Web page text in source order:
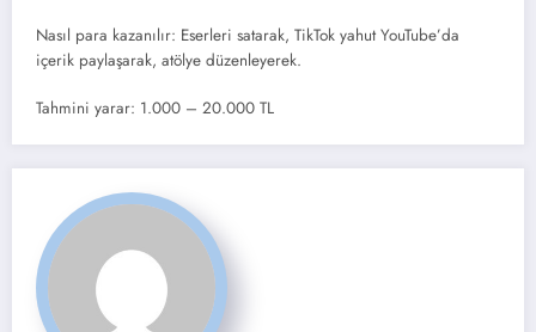
Nasıl para kazanılır: Eserleri satarak, TikTok yahut YouTube’da
içerik paylaşarak, atölye düzenleyerek.
Tahmini yarar: 1.000 – 20.000 TL